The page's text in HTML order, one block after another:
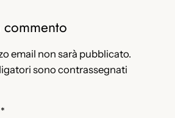
commento
email non sarà pubblicato.
sono contrassegnati
*